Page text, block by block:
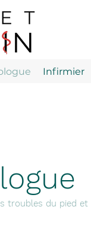
Infirmier
troubles du pied